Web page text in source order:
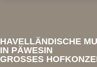
HAVELLÄNDISCHE
IN PÄWESIN
GROSSES